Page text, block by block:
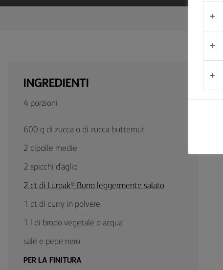
Italia
INGREDIENTI
4 porzioni
600 g di zucca o di zucca butternut
2 cipolle medie
2 spicchi d'aglio
2 ct di Lurpak® Burro leggermente salato
1 ct di curry in polvere
1 l di brodo vegetale o acqua
sale e pepe nero
PER LA FINITURA